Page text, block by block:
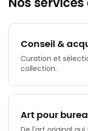
Conseil &
Curation et
collection.
Art pour